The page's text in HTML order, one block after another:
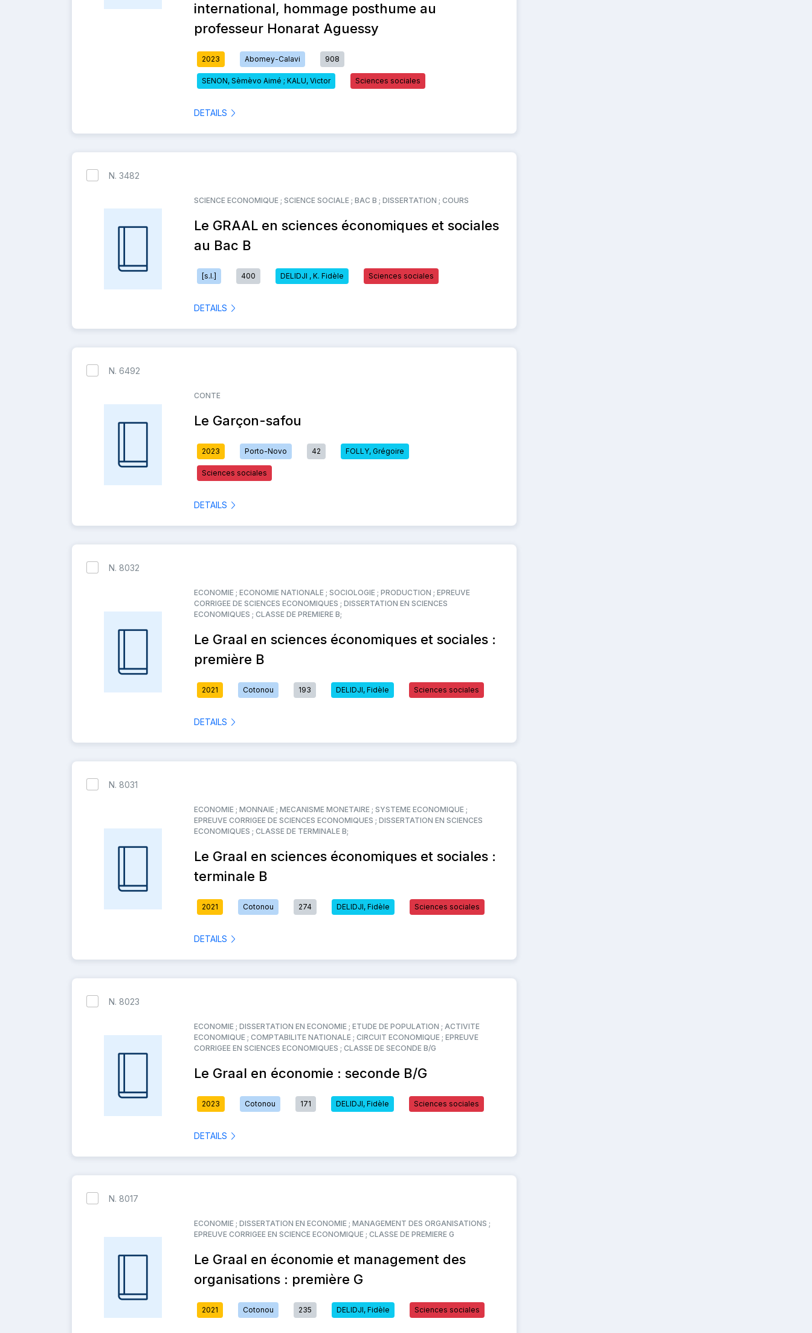
international, hommage posthume au
professeur Honarat Aguessy
2023 Abomey-Calavi 908
SENON, Sèmèvo Aimé ; KALU, Victor Sciences sociales
DETAILS
N. 3482
SCIENCE ECONOMIQUE ; SCIENCE SOCIALE ; BAC B ; DISSERTATION ; COURS
Le GRAAL en sciences économiques et sociales
au Bac B
[s.l.] 400 DELIDJI , K. Fidèle Sciences sociales
DETAILS
N. 6492
CONTE
Le Garçon-safou
2023 Porto-Novo 42 FOLLY, Grégoire
Sciences sociales
DETAILS
N. 8032
ECONOMIE ; ECONOMIE NATIONALE ; SOCIOLOGIE ; PRODUCTION ; EPREUVE
CORRIGEE DE SCIENCES ECONOMIQUES ; DISSERTATION EN SCIENCES
ECONOMIQUES ; CLASSE DE PREMIERE B;
Le Graal en sciences économiques et sociales :
première B
2021 Cotonou 193 DELIDJI, Fidèle Sciences sociales
DETAILS
N. 8031
ECONOMIE ; MONNAIE ; MECANISME MONETAIRE ; SYSTEME ECONOMIQUE ;
EPREUVE CORRIGEE DE SCIENCES ECONOMIQUES ; DISSERTATION EN SCIENCES
ECONOMIQUES ; CLASSE DE TERMINALE B;
Le Graal en sciences économiques et sociales :
terminale B
2021 Cotonou 274 DELIDJI, Fidèle Sciences sociales
DETAILS
N. 8023
ECONOMIE ; DISSERTATION EN ECONOMIE ; ETUDE DE POPULATION ; ACTIVITE
ECONOMIQUE ; COMPTABILITE NATIONALE ; CIRCUIT ECONOMIQUE ; EPREUVE
CORRIGEE EN SCIENCES ECONOMIQUES ; CLASSE DE SECONDE B/G
Le Graal en économie : seconde B/G
2023 Cotonou 171 DELIDJI, Fidèle Sciences sociales
DETAILS
N. 8017
ECONOMIE ; DISSERTATION EN ECONOMIE ; MANAGEMENT DES ORGANISATIONS ;
EPREUVE CORRIGEE EN SCIENCE ECONOMIQUE ; CLASSE DE PREMIERE G
Le Graal en économie et management des
organisations : première G
2021 Cotonou 235 DELIDJI, Fidèle Sciences sociales